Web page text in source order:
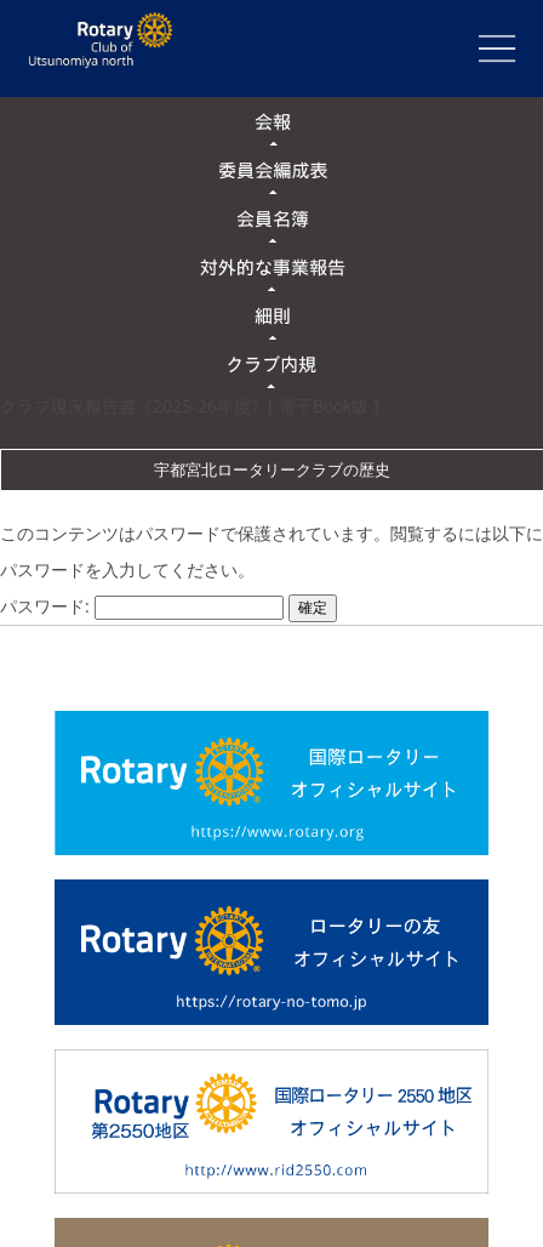
宇都宮北ロータリークラブの歴史
このコンテンツはパスワードで保護されています。閲覧するには以下に
パスワードを入力してください。
パスワード: